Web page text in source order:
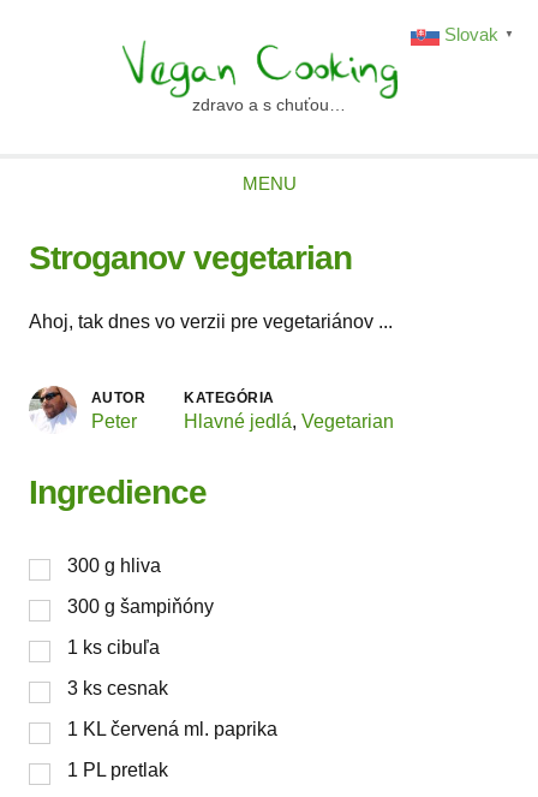
vegancooking.skzdravo a s chuťou…
MENU
Stroganov vegetarian
Ahoj, tak dnes vo verzii pre vegetariánov ...
AUTOR
Peter
KATEGÓRIA
Hlavné jedlá,Vegetarian
Ingredience
300 g hliva
300 g šampiňóny
1 ks cibuľa
3 ks cesnak
1 KL červená ml. paprika
1 PL pretlak
Slovak ▼